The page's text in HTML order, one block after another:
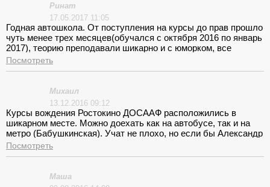
Ринат
17.05.2017 11:05
Годная автошкола. От поступления на курсы до прав прошло
чуть менее трех месяцев(обучался с октября 2016 по январь
2017), теорию преподавали шикарно и с юморком, все
хорошо запомнилось. Пойду и на категорию А теперь :) сюда
Посмотреть
Михаил
13.12.2016 09:12
Курсы вождения Ростокино ДОСААФ расположились в
шикарном месте. Можно доехать как на автобусе, так и на
метро (Бабушкинская). Учат не плохо, но если бы Александр
Валерьевич (теоретик) давал больше примеров, к ПДД было
б совсем другое дело.
Посмотреть
Маша